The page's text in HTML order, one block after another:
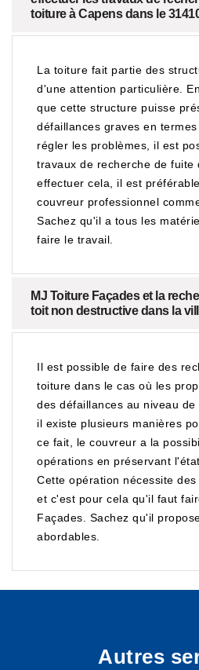
toiture à Capens dans le
La toiture fait partie des
d'une attention particulière.
que cette structure puisse
défaillances graves en
régler les problèmes, il est
travaux de recherche de fuite
effectuer cela, il est
couvreur professionnel
Sachez qu'il a tous les
faire le travail.
MJ Toiture Façades et la
toit non destructive dans la
Il est possible de faire des
toiture dans le cas où les
des défaillances au niveau de
il existe plusieurs manières
ce fait, le couvreur a la
opérations en préservant
Cette opération nécessite
et c'est pour cela qu'il faut
Façades. Sachez qu'il
abordables.
Autres